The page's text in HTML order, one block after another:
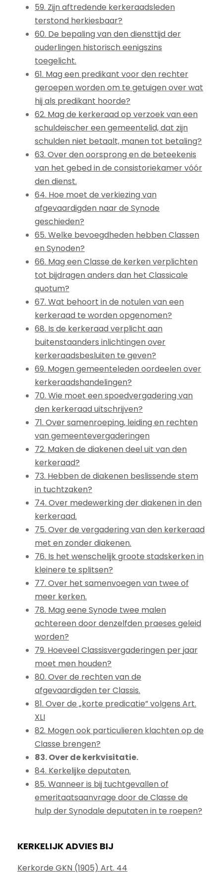
59. Zijn aftredende kerkeraadsleden
terstond herkiesbaar?
60. De bepaling van den diensttijd der
ouderlingen historisch eenigszins
toegelicht.
61. Mag een predikant voor den rechter
geroepen worden om te getuigen over wat
hij als predikant hoorde?
62. Mag de kerkeraad op verzoek van een
schuldeischer een gemeentelid, dat zijn
schulden niet betaalt, manen tot betaling?
63. Over den oorsprong en de beteekenis
van het gebed in de consistoriekamer vóór
den dienst.
64. Hoe moet de verkiezing van
afgevaardigden naar de Synode
geschieden?
65. Welke bevoegdheden hebben Classen
en Synoden?
66. Mag een Classe de kerken verplichten
tot bijdragen anders dan het Classicale
quotum?
67. Wat behoort in de notulen van een
kerkeraad te worden opgenomen?
68. Is de kerkeraad verplicht aan
buitenstaanders inlichtingen over
kerkeraadsbesluiten te geven?
69. Mogen gemeenteleden oordeelen over
kerkeraadshandelingen?
70. Wie moet een spoedvergadering van
den kerkeraad uitschrijven?
71. Over samenroeping, leiding en rechten
van gemeentevergaderingen
72. Maken de diakenen deel uit van den
kerkeraad?
73. Hebben de diakenen beslissende stem
in tuchtzaken?
74. Over medewerking der diakenen in den
kerkeraad.
75. Over de vergadering van den kerkeraad
met en zonder diakenen.
76. Is het wenschelijk groote stadskerken in
kleinere te splitsen?
77. Over het samenvoegen van twee of
meer kerken.
78. Mag eene Synode twee malen
achtereen door denzelfden praeses geleid
worden?
79. Hoeveel Classisvergaderingen per jaar
moet men houden?
80. Over de rechten van de
afgevaardigden ter Classis.
81. Over de „korte predicatie” volgens Art.
XLI
82. Mogen ook particulieren klachten op de
Classe brengen?
83. Over de kerkvisitatie.
84. Kerkelijke deputaten.
85. Wanneer is bij tuchtgevallen of
emeritaatsaanvrage door de Classe de
hulp der Synodale deputaten in te roepen?
KERKELIJK ADVIES BIJ
Kerkorde GKN (1905) Art. 44